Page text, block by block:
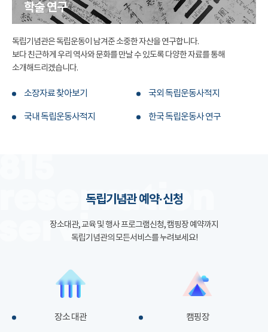
학술 연구
독립기념관은 독립운동이 남겨준 소중한 자산을 연구합니다.
보다 친근하게 우리 역사와 문화를 만날 수 있도록 다양한 자료를 통해
소개해드리겠습니다.
소장자료 찾아보기 국외 독립운동사적지
국내 독립운동사적지 한국 독립운동사 연구
독립기념관 예약·신청
장소대관, 교육 및 행사 프로그램신청, 캠핑장 예약까지
독립기념관의 모든서비스를 누려보세요!
장소 대관 캠핑장